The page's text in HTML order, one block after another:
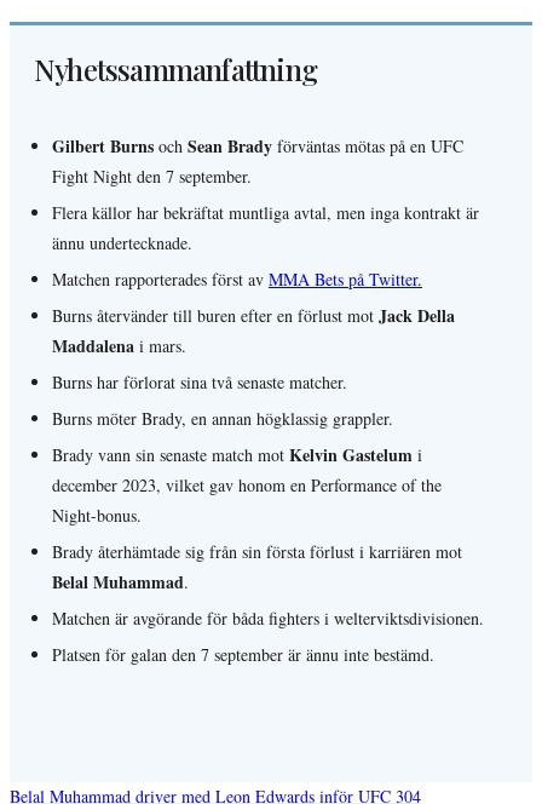
Nyhetssammanfattning
Gilbert Burns och Sean Brady förväntas mötas på en UFC
Fight Night den 7 september.
Flera källor har bekräftat muntliga avtal, men inga kontrakt är
ännu undertecknade.
Matchen rapporterades först av MMA Bets på Twitter.
Burns återvänder till buren efter en förlust mot Jack Della
Maddalena i mars.
Burns har förlorat sina två senaste matcher.
Burns möter Brady, en annan högklassig grappler.
Brady vann sin senaste match mot Kelvin Gastelum i
december 2023, vilket gav honom en Performance of the
Night-bonus.
Brady återhämtade sig från sin första förlust i karriären mot
Belal Muhammad.
Matchen är avgörande för båda fighters i welterviktsdivisionen.
Platsen för galan den 7 september är ännu inte bestämd.
Belal Muhammad driver med Leon Edwards inför UFC 304